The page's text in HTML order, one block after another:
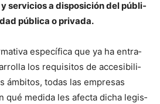
y ser­vi­cios a dis­posi­ción del públi­
públi­ca o pri­va­da.
especí­fi­ca que ya ha entra­
los req­ui­si­tos de acce­si­bil­i­
ámbitos, todas las empre­sas
qué medi­da les afec­ta dicha leg­is­